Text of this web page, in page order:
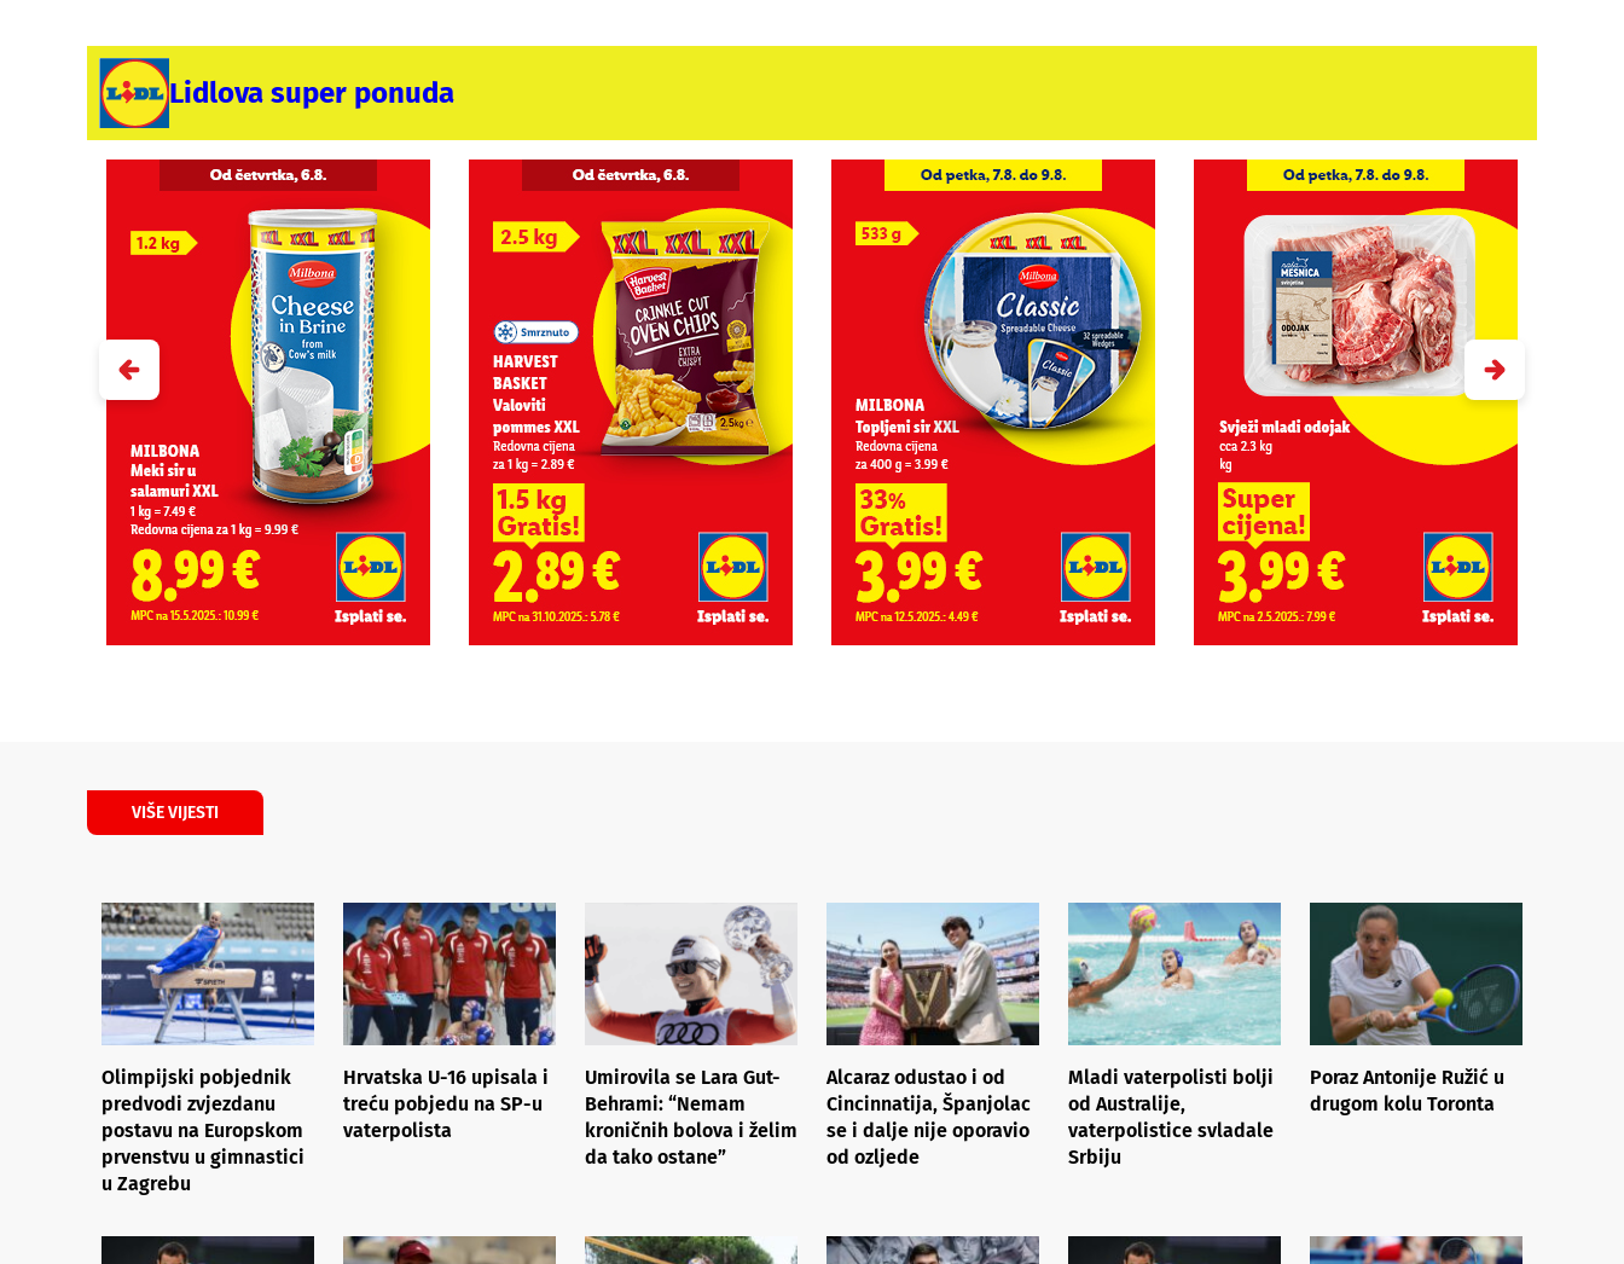
Lidlova super ponuda
VIŠE VIJESTI
Olimpijski pobjednik
predvodi zvjezdanu
postavu na Europskom
prvenstvu u gimnastici
u Zagrebu
Hrvatska U-16 upisala i
treću pobjedu na SP-u
vaterpolista
Umirovila se Lara Gut-
Behrami: “Nemam
kroničnih bolova i želim
da tako ostane”
Alcaraz odustao i od
Cincinnatija, Španjolac
se i dalje nije oporavio
od ozljede
Mladi vaterpolisti bolji
od Australije,
vaterpolistice svladale
Srbiju
Poraz Antonije Ružić u
drugom kolu Toronta